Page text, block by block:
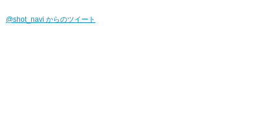
@shot_navi からのツイート